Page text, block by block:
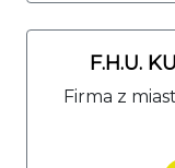
F.H.U.
Firma z